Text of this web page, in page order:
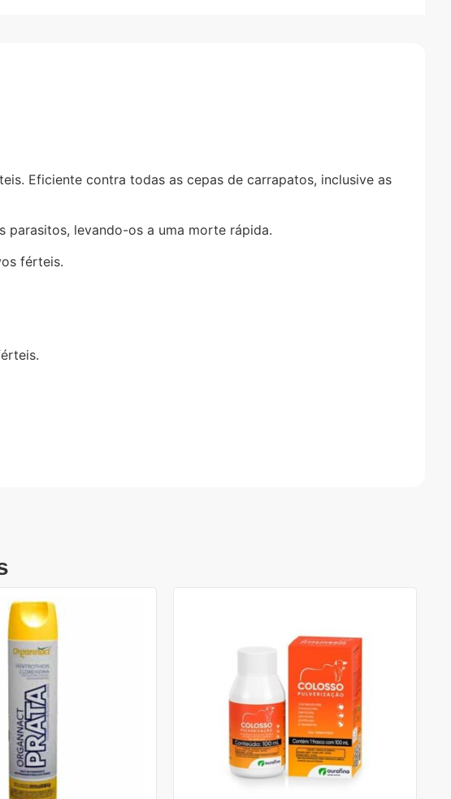
Eficiente contra todas as cepas de carrapatos, inclusive as
levando-os a uma morte rápida.
férteis.